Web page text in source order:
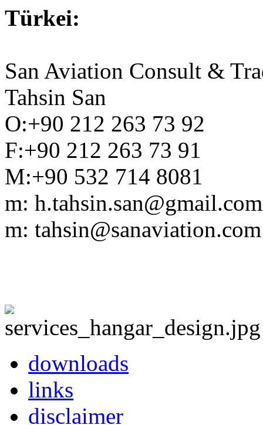
Türkei:
San Aviation Consult &
Tahsin San
O:+90 212 263 73 92
F:+90 212 263 73 91
M:+90 532 714 8081
m: h.tahsin.san@gmail.com
m:
downloads
links
disclaimer